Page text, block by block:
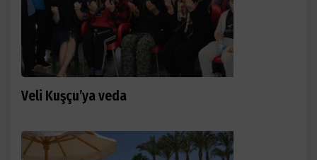
Veli Kuşçu’ya veda